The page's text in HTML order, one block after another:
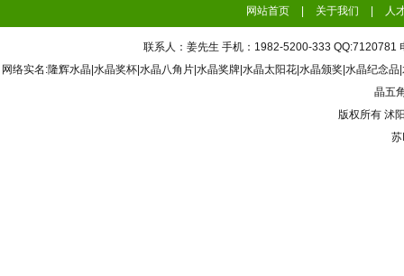
网站首页 关于我们 人
联系人：姜先生 手机：1982-5200-333 QQ:7120781
网络实名:隆辉水晶|水晶奖杯|水晶八角片|水晶奖牌|水晶太阳花|水晶颁奖|水晶纪念
晶五
版权所有 沭